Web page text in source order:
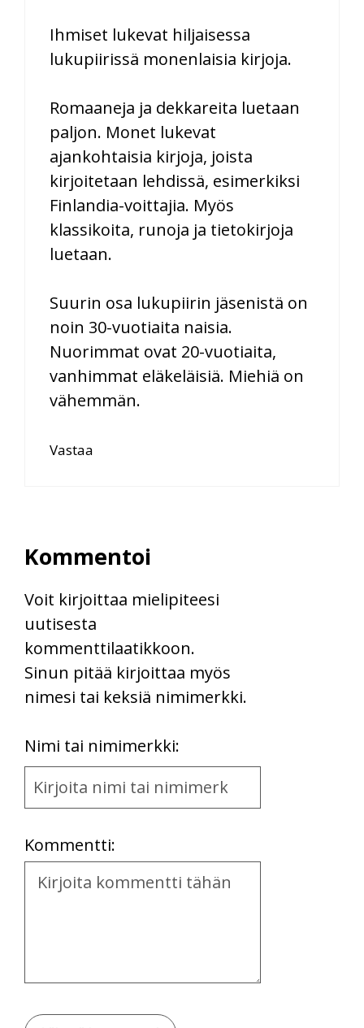
Ihmiset lukevat hiljaisessa
lukupiirissä monenlaisia kirjoja.
Romaaneja ja dekkareita luetaan
paljon. Monet lukevat
ajankohtaisia kirjoja, joista
kirjoitetaan lehdissä, esimerkiksi
Finlandia-voittajia. Myös
klassikoita, runoja ja tietokirjoja
luetaan.
Suurin osa lukupiirin jäsenistä on
noin 30-vuotiaita naisia.
Nuorimmat ovat 20-vuotiaita,
vanhimmat eläkeläisiä. Miehiä on
vähemmän.
Vastaa
Kommentoi
Voit kirjoittaa mielipiteesi
uutisesta
kommenttilaatikkoon.
Sinun pitää kirjoittaa myös
nimesi tai keksiä nimimerkki.
Nimi tai nimimerkki:
Name
and
Kommentti:
Kommentti